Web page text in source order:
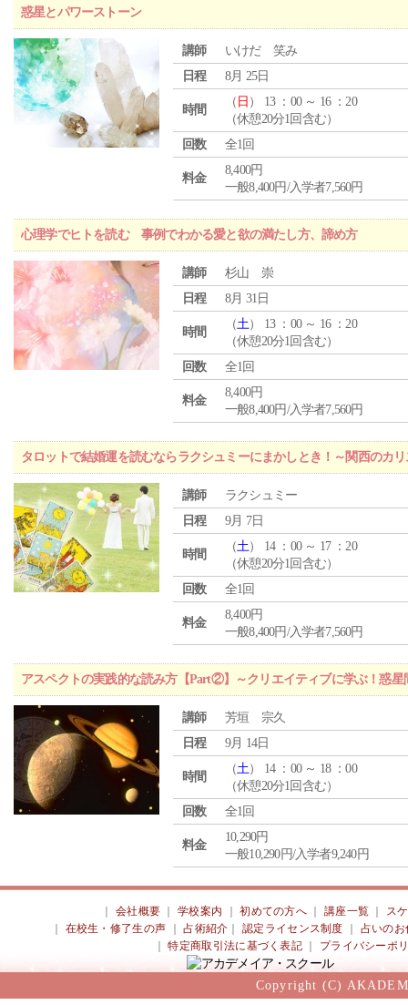
惑星とパワーストーン
講師
いけだ 笑み
日程
8月 25日
時間
（ 日 ） 13 ：00 ～ 16 ：20
（休憩20分1回含む）
回数
全1回
料金
8,400円
一般8,400円/入学者7,560円
心理学でヒトを読む 事例でわかる愛と欲の満たし方、諦め方
講師
杉山 崇
日程
8月 31日
時間
（土） 13 ：00 ～ 16 ：20
（休憩20分1回含む）
回数
全1回
料金
8,400円
一般8,400円/入学者7,560円
タロットで結婚運を読むならラクシュミーにまかしとき！～関西のカ
講師
ラクシュミー
日程
9月 7日
時間
（土） 14 ：00 ～ 17 ：20
（休憩20分1回含む）
回数
全1回
料金
8,400円
一般8,400円/入学者7,560円
アスペクトの実践的な読み方【Part②】～クリエイティブに学ぶ！惑
講師
芳垣 宗久
日程
9月 14日
時間
（土） 14 ：00 ～ 18 ：00
（休憩20分1回含む）
回数
全1回
料金
10,290円
一般10,290円/入学者9,240円
会社概要 ｜学校案内 ｜初めての方へ 講座一覧
ス
在校生・修了生の声 ｜占術紹介 ｜認定ライセンス制度
占いのお
｜特定商取引法に基づく表記 プライバシーポ
Copyright (C)